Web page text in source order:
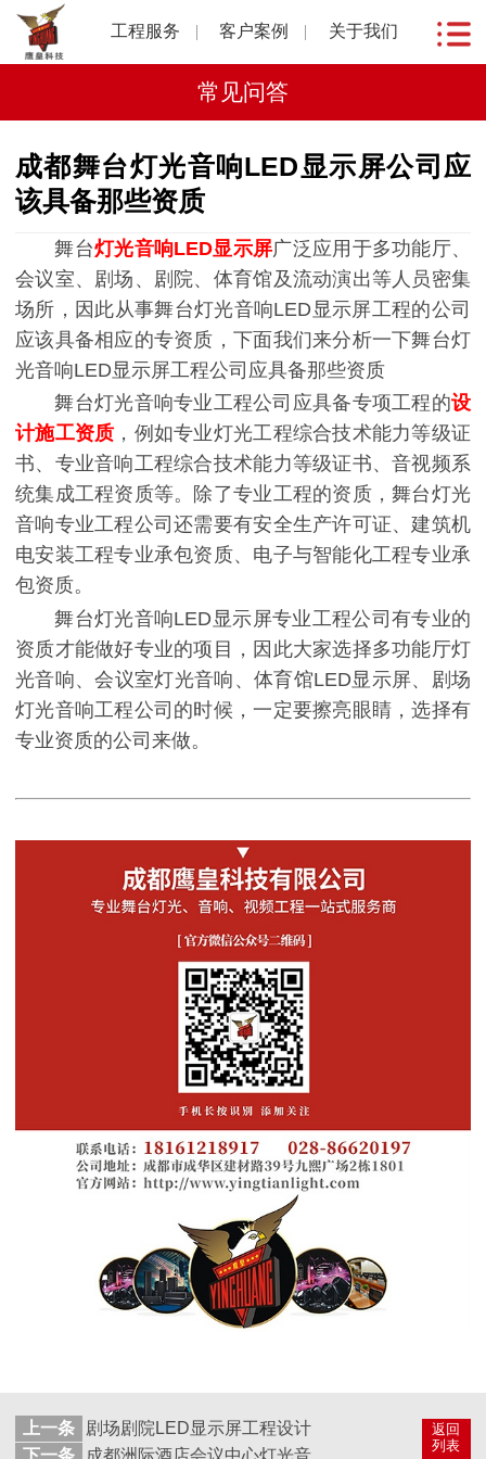
工程服务 客户案例 关于我们
常见问答
成都舞台灯光音响LED显示屏公司应
该具备那些资质
舞台灯光音响LED显示屏广泛应用于多功能厅、
会议室、剧场、剧院、体育馆及流动演出等人员密集
场所，因此从事舞台灯光音响LED显示屏工程的公司
应该具备相应的专资质，下面我们来分析一下舞台灯
光音响LED显示屏工程公司应具备那些资质
舞台灯光音响专业工程公司应具备专项工程的设
计施工资质 ，例如专业灯光工程综合技术能力等级证
书、专业音响工程综合技术能力等级证书、音视频系
统集成工程资质等。除了专业工程的资质，舞台灯光
音响专业工程公司还需要有安全生产许可证、建筑机
电安装工程专业承包资质、电子与智能化工程专业承
包资质。
舞台灯光音响LED显示屏专业工程公司有专业的
资质才能做好专业的项目，因此大家选择多功能厅灯
光音响、会议室灯光音响、体育馆LED显示屏、剧场
灯光音响工程公司的时候，一定要擦亮眼睛，选择有
专业资质的公司来做。
返回
列表
上一条
剧场剧院LED显示屏工程设计
下一条
成都洲际酒店会议中心灯光音响进场注意事项